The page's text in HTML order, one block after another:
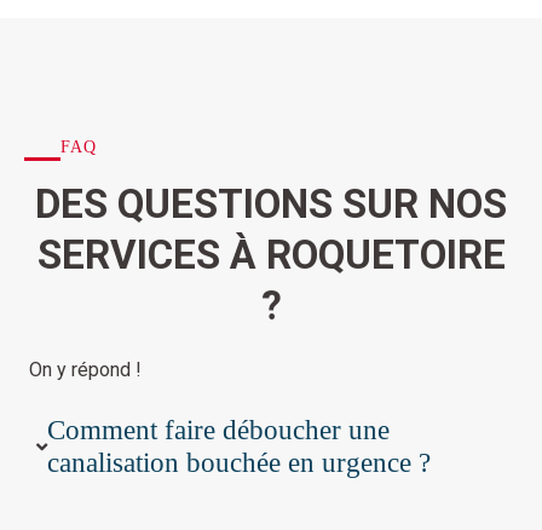
FAQ
DES QUESTIONS SUR NOS
SERVICES À ROQUETOIRE
?
On y répond !
Comment faire déboucher une
canalisation bouchée en urgence ?